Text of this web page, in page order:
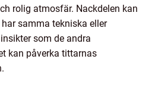
rolig atmosfär. Nackdelen kan
samma tekniska eller
som de andra
kan påverka tittarnas